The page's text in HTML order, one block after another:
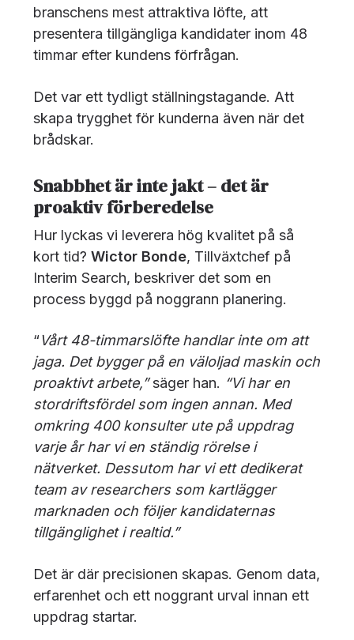
branschens mest attraktiva löfte, att
presentera tillgängliga kandidater inom 48
timmar efter kundens förfrågan.
Det var ett tydligt ställningstagande. Att
skapa trygghet för kunderna även när det
brådskar.
Snabbhet är inte jakt – det är
proaktiv förberedelse
Hur lyckas vi leverera hög kvalitet på så
kort tid?Wictor Bonde, Tillväxtchef på
Interim Search, beskriver det som en
process byggd på noggrann planering.
“Vårt 48-timmarslöfte handlar inte om att
jaga. Det bygger på en väloljad maskin och
proaktivt arbete,”säger han. “Vi har en
stordriftsfördel som ingen annan. Med
omkring 400 konsulter ute på uppdrag
varje år har vi en ständig rörelse i
nätverket. Dessutom har vi ett dedikerat
team av researchers som kartlägger
marknaden och följer kandidaternas
tillgänglighet i realtid.”
Det är där precisionen skapas. Genom data,
erfarenhet och ett noggrant urval innan ett
uppdrag startar.